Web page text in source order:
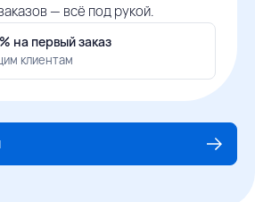
— всё под рукой.
на первый заказ
клиентам